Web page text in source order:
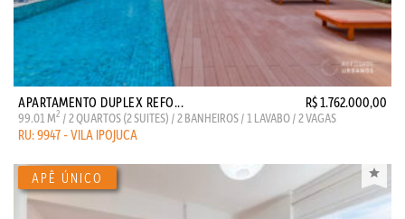
APARTAMENTO DUPLEX REFO... R$ 1.762.000,00
99.01 M2 / 2 QUARTOS (2 SUITES) / 2 BANHEIROS / 1 LAVABO / 2 VAGAS
RU: 9947 - VILA IPOJUCA